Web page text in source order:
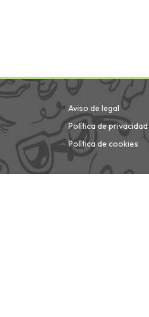
Aviso de legal
Política de privacidad
Política de cookies